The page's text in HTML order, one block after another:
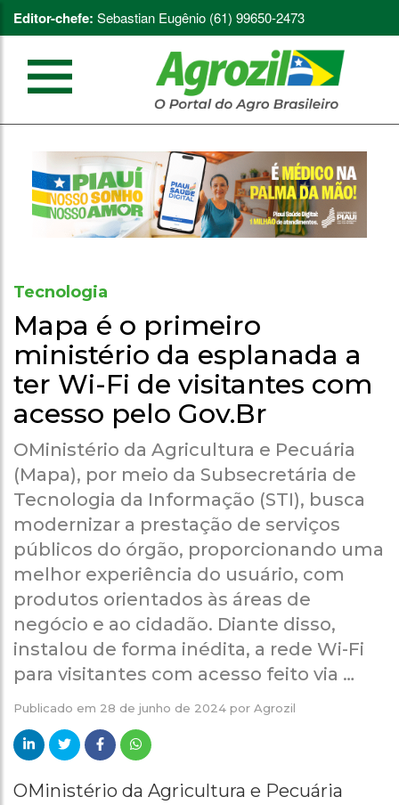
Editor-chefe: Sebastian Eugênio (61) 99650-2473
Tecnologia
Mapa é o primeiro
ministério da esplanada a
ter Wi-Fi de visitantes com
acesso pelo Gov.Br
OMinistério da Agricultura e Pecuária
(Mapa), por meio da Subsecretária de
Tecnologia da Informação (STI), busca
modernizar a prestação de serviços
públicos do órgão, proporcionando uma
melhor experiência do usuário, com
produtos orientados às áreas de
negócio e ao cidadão. Diante disso,
instalou de forma inédita, a rede Wi-Fi
para visitantes com acesso feito via …
Publicado em 28 de junho de 2024 por Agrozil
OMinistério da Agricultura e Pecuária